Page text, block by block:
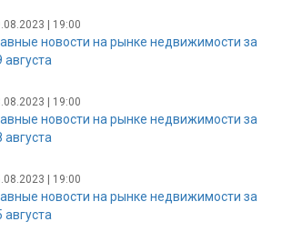
| 19:00
новости на рынке недвижимости за
августа
| 19:00
новости на рынке недвижимости за
августа
| 19:00
новости на рынке недвижимости за
августа